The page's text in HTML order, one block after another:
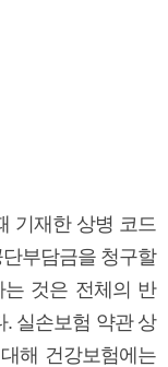
기재한 상병 코드
부담금을 청구할
것은 전체의 반
. 실손보험 약관 상
해 건강보험에는